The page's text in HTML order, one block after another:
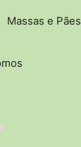
Massas e Pães